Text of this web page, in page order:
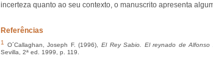
incerteza quanto ao seu contexto, o manuscrito apresenta
Referências
1 O´Callaghan, Joseph F. (1996), El Rey Sabio. El reynado de Alfonso
Sevilla, 2ª ed. 1999, p. 119.